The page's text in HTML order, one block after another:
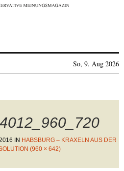
So, 9. Aug 2026
IN HABSBURG – KRAXELN AUS DER
(960 × 642)